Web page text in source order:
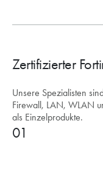
Zertifizierter
Unsere Spezialisten
Firewall, LAN, WLAN
als Einzelprodukte.
01